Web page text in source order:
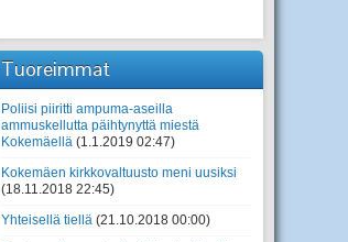
Tuoreimmat
Poliisi piiritti ampuma-aseilla
ammuskellutta päihtynyttä miestä
Kokemäellä (1.1.2019 02:47)
Kokemäen kirkkovaltuusto meni uusiksi
(18.11.2018 22:45)
Yhteisellä tiellä (21.10.2018 00:00)